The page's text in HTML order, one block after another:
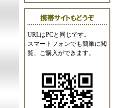
URLはPCと同じです。
スマートフォンでも簡単に閲
覧、ご購入ができます。